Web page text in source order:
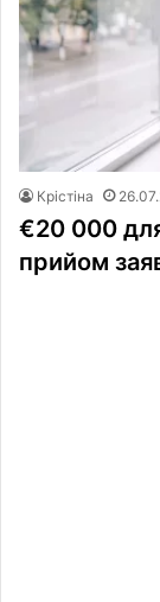
Крістіна
€20 000 для
прийом